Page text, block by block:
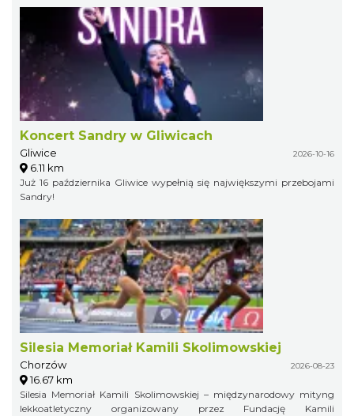
Koncert Sandry w Gliwicach
Gliwice 2026-10-16
6.11 km
Już 16 października Gliwice wypełnią się największymi przebojami
Sandry!
Silesia Memoriał Kamili Skolimowskiej
Chorzów 2026-08-23
16.67 km
Silesia Memoriał Kamili Skolimowskiej – międzynarodowy mityng
lekkoatletyczny organizowany przez Fundację Kamili